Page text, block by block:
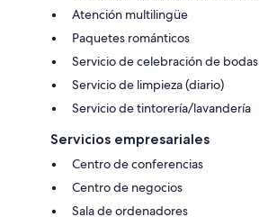
Atención multilingüe
Paquetes románticos
Servicio de celebración de bodas
Servicio de limpieza (diario)
Servicio de tintorería/lavandería
Servicios empresariales
Centro de conferencias
Centro de negocios
Sala de ordenadores